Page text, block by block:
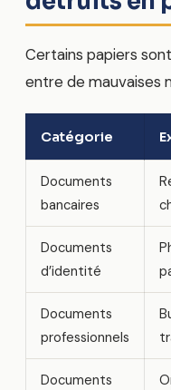
Certains papiers
entre de mauvaises
Catégorie
Documents
bancaires
Documents
d’identité
Documents
professionnels
Documents